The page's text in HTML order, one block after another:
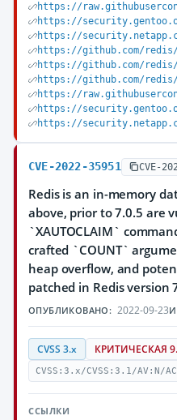
https://
https://
https://
https://github.com/redis/
https://github.com/
https://github.com/
https://
https://
https://
CVE-2022-35951 CVE-
Redis is an in-memory
above, prior to 7.0.5 are
`XAUTOCLAIM`
crafted `COUNT`
heap overflow, and
patched in Redis version
ОПУБЛИКОВАНО: 2022-09-23
CVSS 3.x КРИТИЧЕСКАЯ
CVSS:3.x/CVSS:3.1/AV:N/
ССЫЛКИ